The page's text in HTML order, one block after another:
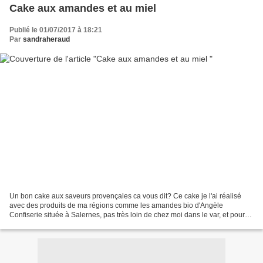
Cake aux amandes et au miel
Publié le 01/07/2017 à 18:21
Par sandraheraud
Un bon cake aux saveurs provençales ca vous dit? Ce cake je l'ai réalisé
avec des produits de ma régions comme les amandes bio d'Angèle
Confiserie située à Salernes, pas très loin de chez moi dans le var, et pour